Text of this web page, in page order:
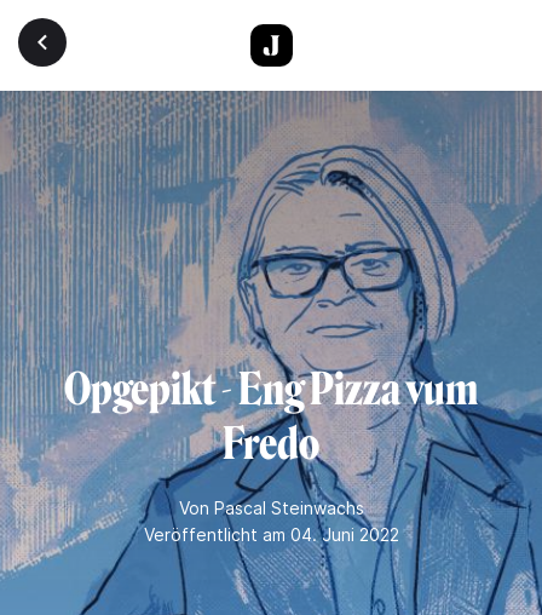
Direkt zum Inhalt
Opgepikt - Eng Pizza vum
Fredo
Von Pascal Steinwachs
Veröffentlicht am 04. Juni 2022